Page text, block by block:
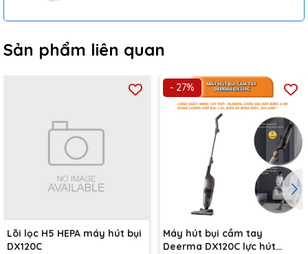
Sản phẩm liên quan
Lõi lọc H5 HEPA máy hút bụi
DX120C
- 27%
Máy hút bụi cầm tay
Deerma DX120C lực hút